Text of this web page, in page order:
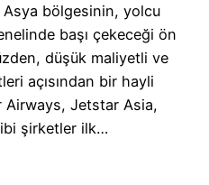
Asya bölgesinin, yolcu
başı çekeceği ön
düşük maliyetli ve
açısından bir hayli
Airways, Jetstar Asia,
şirketler ilk…